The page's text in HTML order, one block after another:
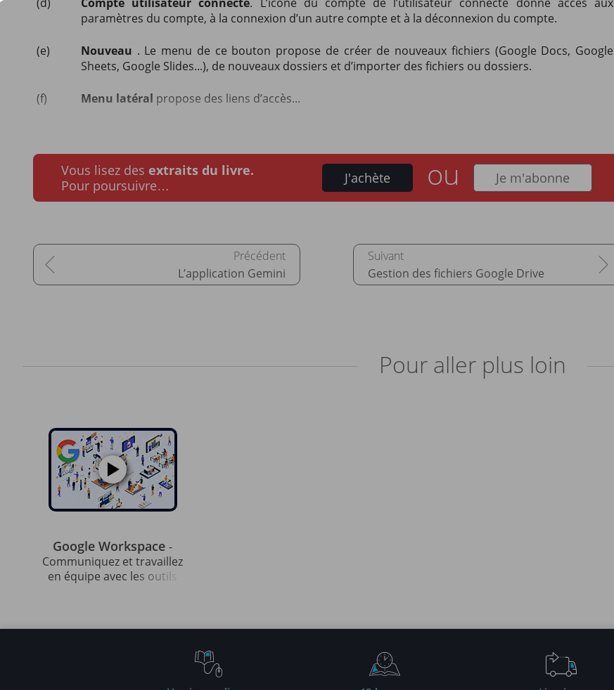
paramètres du compte, à la connexion d’un autre compte et à la déconnexion du compte.
(e) Nouveau . Le menu de ce bouton propose de créer de nouveaux fichiers (Google Docs, Google
Sheets, Google Slides...), de nouveaux dossiers et d’importer des fichiers ou dossiers.
(f) Menu latéral propose des liens d’accès...
Vous lisez des extraits du livre.
Pour poursuivre…
J'achète ou Je m'abonne
L’application Gemini Gestion des fichiers Google Drive
Pour aller plus loin
Google Workspace -
Communiquez et travaillez
en équipe avec les outils